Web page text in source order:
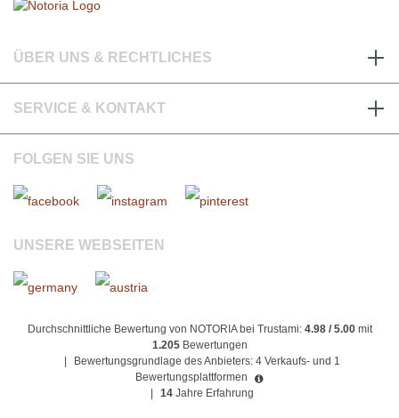
ÜBER UNS & RECHTLICHES
SERVICE & KONTAKT
FOLGEN SIE UNS
UNSERE WEBSEITEN
Durchschnittliche Bewertung von NOTORIA bei Trustami: 4.98 / 5.00mit
1.205 Bewertungen
Bewertungsgrundlage des Anbieters: 4 Verkaufs- und 1
Bewertungsplattformen
14 Jahre Erfahrung